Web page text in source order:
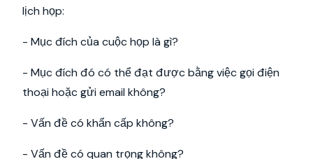
lịch họp:
- Mục đích của cuộc họp là gì?
- Mục đích đó có thể đạt được bằng việc gọi điện
thoại hoặc gửi email không?
- Vấn đề có khẩn cấp không?
- Vấn đề có quan trọng không?